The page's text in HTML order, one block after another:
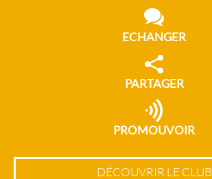
ECHANGER
PARTAGER
PROMOUVOIR
DÉCOUVRIR LE CLUB